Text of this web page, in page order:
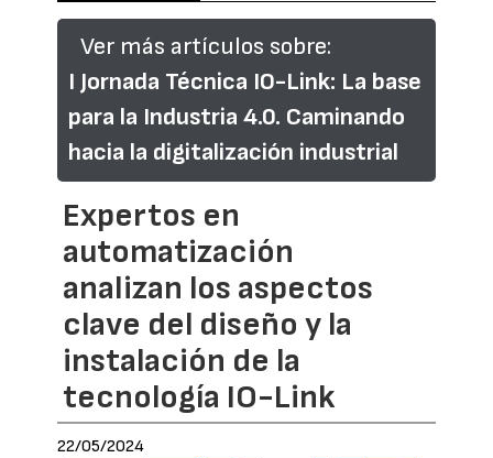
Ver más artículos sobre:
I Jornada Técnica IO-Link: La base
para la Industria 4.0. Caminando
hacia la digitalización industrial
Expertos en
automatización
analizan los aspectos
clave del diseño y la
instalación de la
tecnología IO-Link
22/05/2024